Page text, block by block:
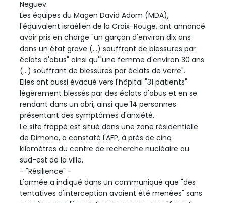
Neguev.
Les équipes du Magen David Adom (MDA),
l'équivalent israélien de la Croix-Rouge, ont annoncé
avoir pris en charge "un garçon d'environ dix ans
dans un état grave (...) souffrant de blessures par
éclats d'obus" ainsi qu'"une femme d'environ 30 ans
(...) souffrant de blessures par éclats de verre".
Elles ont aussi évacué vers l'hôpital "31 patients"
légèrement blessés par des éclats d'obus et en se
rendant dans un abri, ainsi que 14 personnes
présentant des symptômes d'anxiété.
Le site frappé est situé dans une zone résidentielle
de Dimona, a constaté l'AFP, à près de cinq
kilomètres du centre de recherche nucléaire au
sud-est de la ville.
- "Résilience" -
L'armée a indiqué dans un communiqué que "des
tentatives d'interception avaient été menées" sans